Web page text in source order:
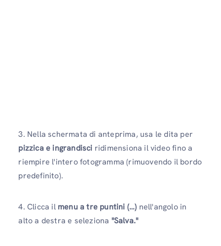
3. Nella schermata di anteprima, usa le dita per
pizzica e ingrandisci ridimensiona il video fino a
riempire l'intero fotogramma (rimuovendo il bordo
predefinito).
4. Clicca il menu a tre puntini (…) nell'angolo in
alto a destra e seleziona "Salva."